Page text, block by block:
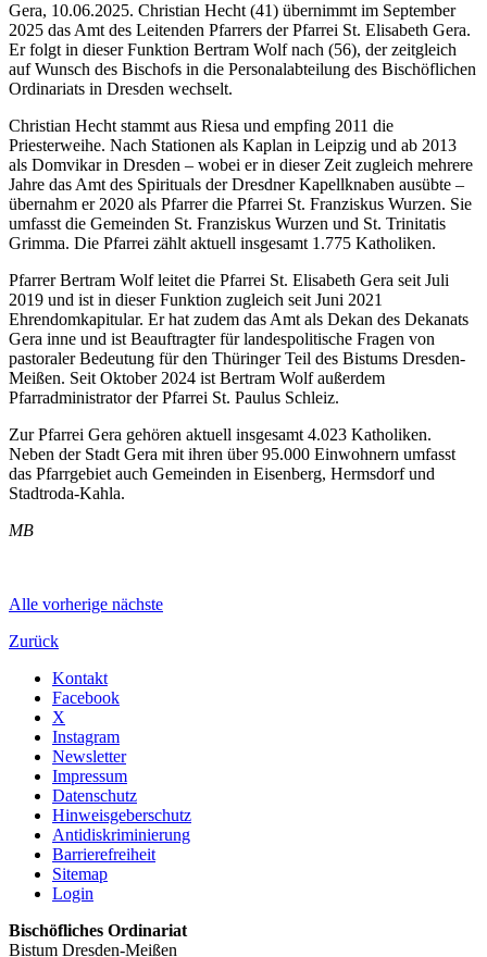
Gera, 10.06.2025. Christian Hecht (41) übernimmt im September
2025 das Amt des Leitenden Pfarrers der Pfarrei St. Elisabeth Gera.
Er folgt in dieser Funktion Bertram Wolf nach (56), der zeitgleich
auf Wunsch des Bischofs in die Personalabteilung des Bischöflichen
Ordinariats in Dresden wechselt.
Christian Hecht stammt aus Riesa und empfing 2011 die
Priesterweihe. Nach Stationen als Kaplan in Leipzig und ab 2013
als Domvikar in Dresden – wobei er in dieser Zeit zugleich mehrere
Jahre das Amt des Spirituals der Dresdner Kapellknaben ausübte –
übernahm er 2020 als Pfarrer die Pfarrei St. Franziskus Wurzen. Sie
umfasst die Gemeinden St. Franziskus Wurzen und St. Trinitatis
Grimma. Die Pfarrei zählt aktuell insgesamt 1.775 Katholiken.
Pfarrer Bertram Wolf leitet die Pfarrei St. Elisabeth Gera seit Juli
2019 und ist in dieser Funktion zugleich seit Juni 2021
Ehrendomkapitular. Er hat zudem das Amt als Dekan des Dekanats
Gera inne und ist Beauftragter für landespolitische Fragen von
pastoraler Bedeutung für den Thüringer Teil des Bistums Dresden-
Meißen. Seit Oktober 2024 ist Bertram Wolf außerdem
Pfarradministrator der Pfarrei St. Paulus Schleiz.
Zur Pfarrei Gera gehören aktuell insgesamt 4.023 Katholiken.
Neben der Stadt Gera mit ihren über 95.000 Einwohnern umfasst
das Pfarrgebiet auch Gemeinden in Eisenberg, Hermsdorf und
Stadtroda-Kahla.
MB
Alle vorherige nächste
Zurück
Kontakt
Facebook
X
Instagram
Newsletter
Impressum
Datenschutz
Hinweisgeberschutz
Antidiskriminierung
Barrierefreiheit
Sitemap
Login
Bischöfliches Ordinariat
Bistum Dresden-Meißen